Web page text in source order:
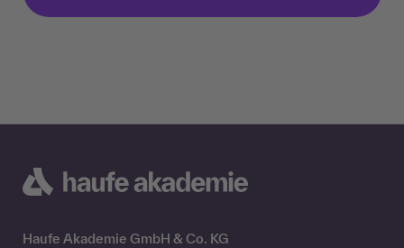
Haufe Akademie GmbH & Co. KG